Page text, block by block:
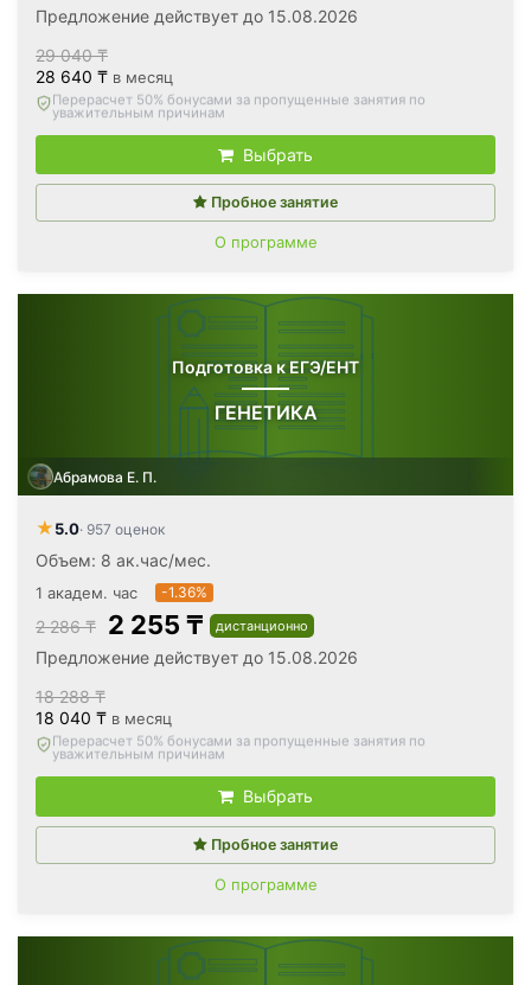
Предложение действует до 15.08.2026
29 040 ₸
28 640 ₸ в месяц
Вернём все оплаченные деньги, если откажетесь после
первого занятия
Выбрать
Пробное занятие
О программе
Подготовка к ЕГЭ/ЕНТ
ГЕНЕТИКА
Абрамова Е. П.
★5.0· 957 оценок
Объем: 8 ак.час/мес.
1 академ. час -1.36%
2 286 ₸ 2 255 ₸ дистанционно
Предложение действует до 15.08.2026
18 288 ₸
18 040 ₸ в месяц
Вернём все оплаченные деньги, если откажетесь после
первого занятия
Выбрать
Пробное занятие
О программе